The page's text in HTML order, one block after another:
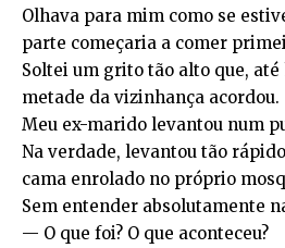
Olhava para mim como se
parte começaria a comer
Soltei um grito tão alto que,
metade da vizinhança acordou.
Meu ex-marido levantou num
Na verdade, levantou tão
cama enrolado no próprio
Sem entender absolutamente
— O que foi? O que aconteceu?